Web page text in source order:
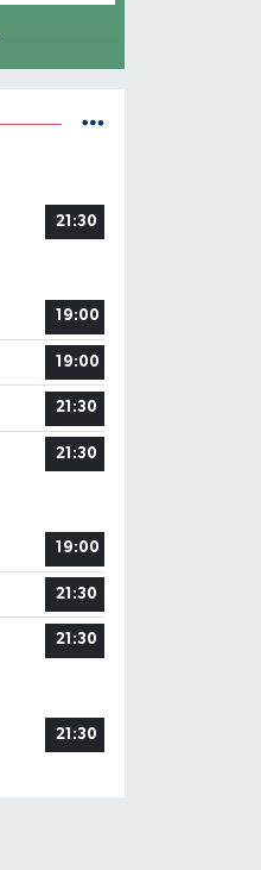
21:30
19:00
19:00
21:30
21:30
19:00
21:30
21:30
21:30